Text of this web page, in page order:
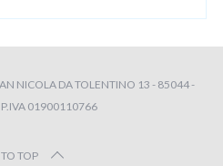
NICOLA DA TOLENTINO 13 - 85044 -
P.IVA 01900110766
TOP